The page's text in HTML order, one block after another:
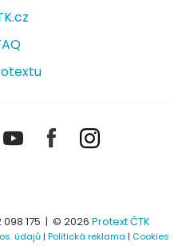
YoutubeFacebookInstagram
175 | © 2026 Protext ČTK
údajů| Politická reklama | Cookies